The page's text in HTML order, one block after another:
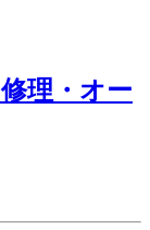
理・オー